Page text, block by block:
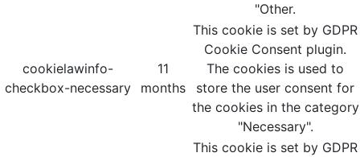
"Other.
cookielawinfo-
checkbox-necessary
11
months
This cookie is set by GDPR
Cookie Consent plugin.
The cookies is used to
store the user consent for
the cookies in the category
"Necessary".
This cookie is set by GDPR